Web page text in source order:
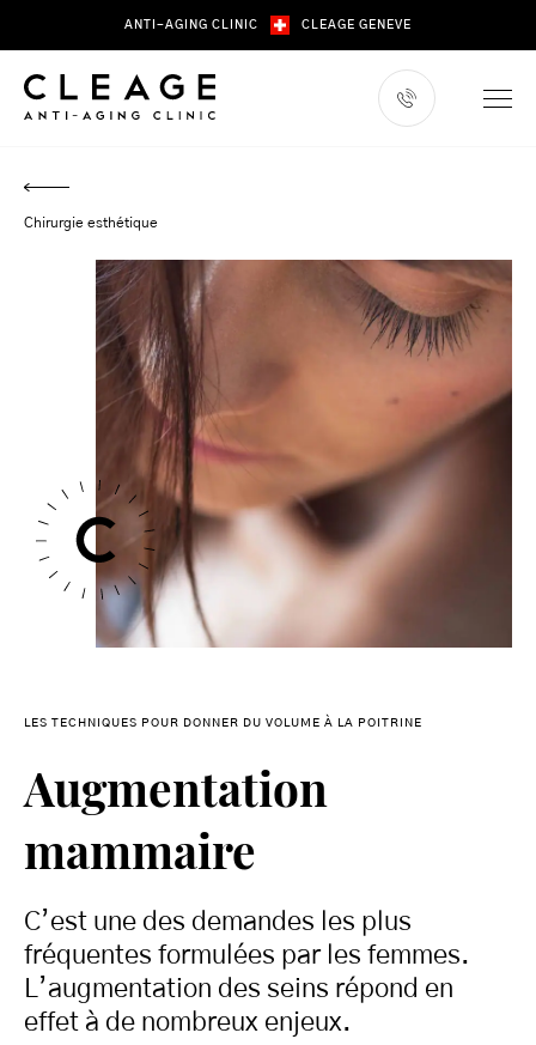
content
ANTI-AGING CLINIC CLEAGE GENEVE
Chirurgie esthétique
LES TECHNIQUES POUR DONNER DU VOLUME À LA POITRINE
Augmentation
mammaire
C’est une des demandes les plus
fréquentes formulées par les femmes.
L’augmentation des seins répond en
effet à de nombreux enjeux.